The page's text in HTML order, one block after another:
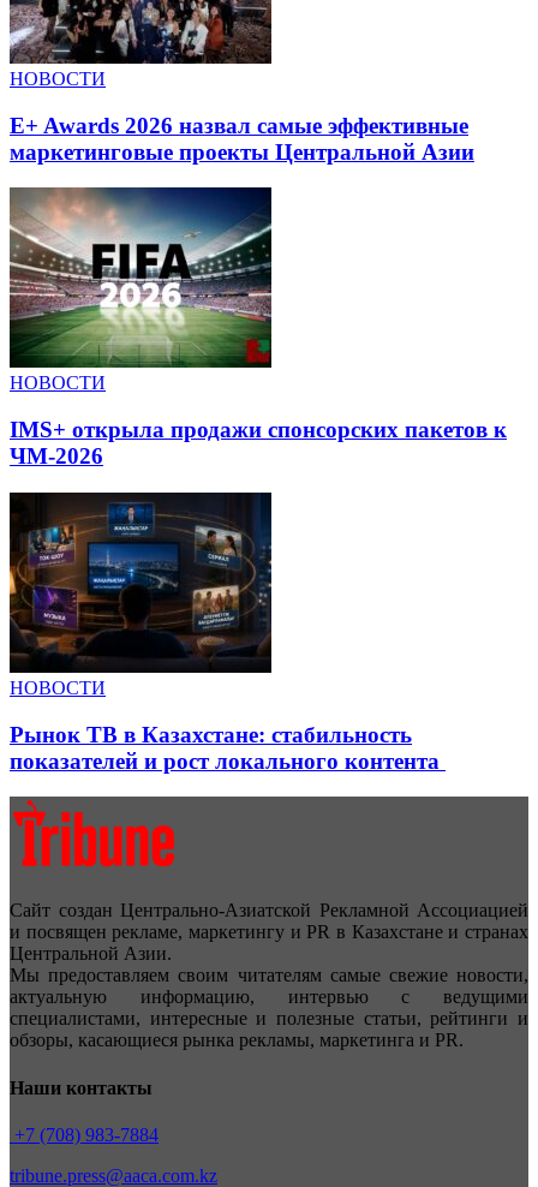
НОВОСТИ
E+ Awards 2026 назвал самые эффективные
маркетинговые проекты Центральной Азии
НОВОСТИ
IMS+ открыла продажи спонсорских пакетов к
ЧМ-2026
НОВОСТИ
Рынок ТВ в Казахстане: стабильность
показателей и рост локального контента
Сайт создан Центрально-Азиатской Рекламной Ассоциацией
и посвящен рекламе, маркетингу и PR в Казахстане и странах
Центральной Азии.
Мы предоставляем своим читателям самые свежие новости,
актуальную информацию, интервью с ведущими
специалистами, интересные и полезные статьи, рейтинги и
обзоры, касающиеся рынка рекламы, маркетинга и PR.
Наши контакты
+7 (708) 983-7884
tribune.press@aaca.com.kz